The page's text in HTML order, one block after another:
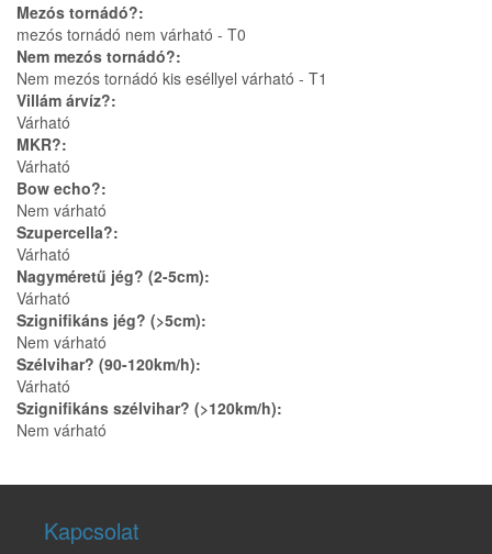
Mezós tornádó?:
mezós tornádó nem várható - T0
Nem mezós tornádó?:
Nem mezós tornádó kis eséllyel várható - T1
Villám árvíz?:
Várható
MKR?:
Várható
Bow echo?:
Nem várható
Szupercella?:
Várható
Nagyméretű jég? (2-5cm):
Várható
Szignifikáns jég? (>5cm):
Nem várható
Szélvihar? (90-120km/h):
Várható
Szignifikáns szélvihar? (>120km/h):
Nem várható
Kapcsolat